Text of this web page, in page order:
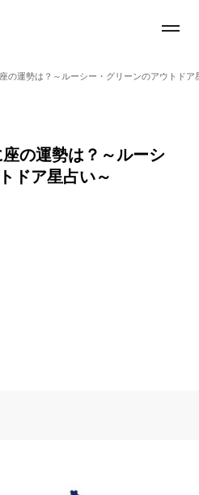
座の運勢は？～ルーシー・グリーンのアウトドア
座の運勢は？～ルーシ
ドア星占い～